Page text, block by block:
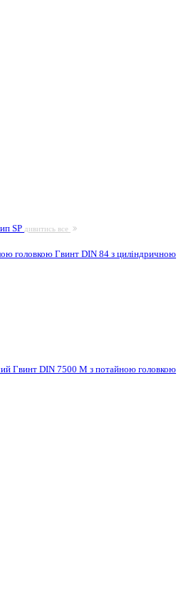
SP дивитись все
головкоюГвинт DIN 84 з циліндричною
Гвинт DIN 7500 M з потайною головкою